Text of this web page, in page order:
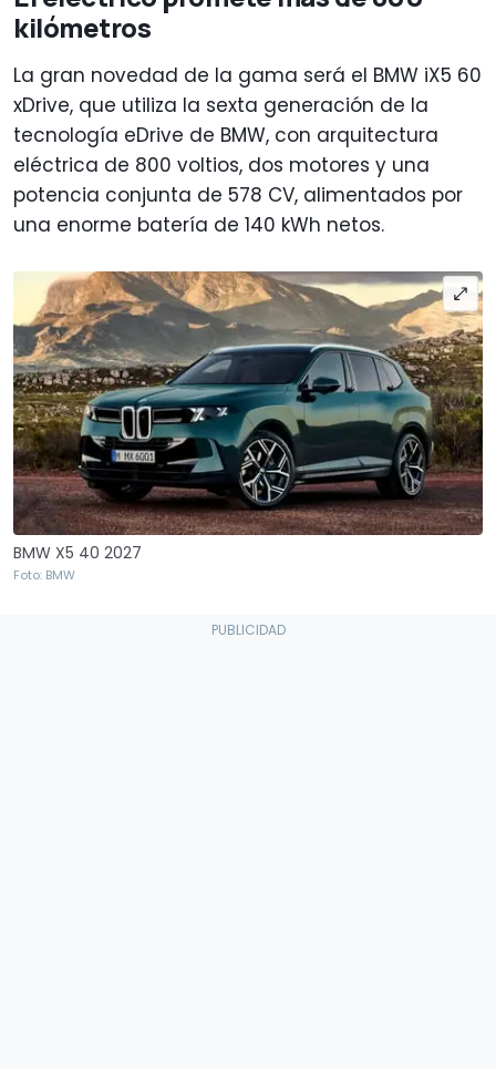
kilómetros
La gran novedad de la gama será el BMW iX5 60
xDrive, que utiliza la sexta generación de la
tecnología eDrive de BMW, con arquitectura
eléctrica de 800 voltios, dos motores y una
potencia conjunta de 578 CV, alimentados por
una enorme batería de 140 kWh netos.
BMW X5 40 2027
Foto: BMW